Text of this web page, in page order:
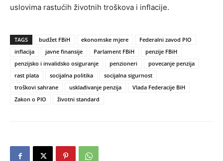
uslovima rastućih životnih troškova i inflacije.
TAGS budžet FBiH ekonomske mjere
Federalni zavod PIO
inflacija
javne finansije Parlament FBiH
penzije FBiH
penzijsko i invalidsko osiguranje
penzioneri
povecanje penzija
rast plata
socijalna politika
socijalna sigurnost
troškovi sahrane
usklađivanje penzija
Vlada Federacije BiH
Zakon o PIO
životni standard